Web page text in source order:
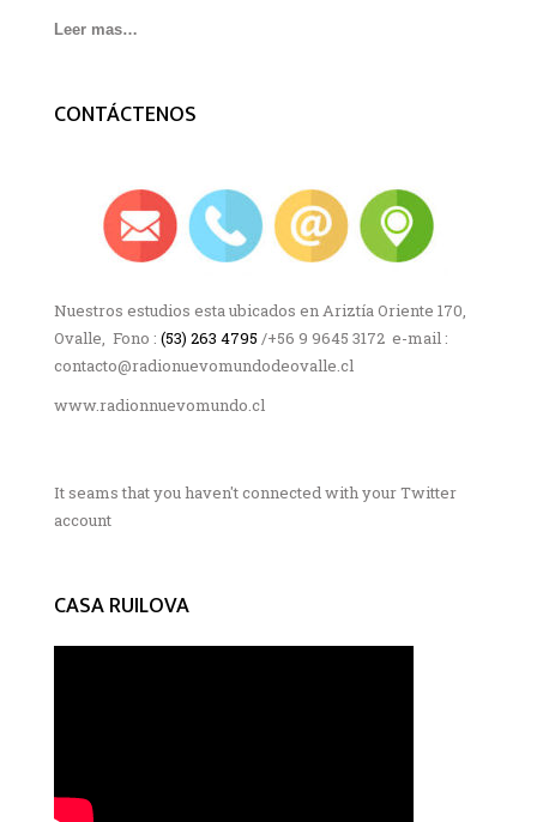
Leer mas…
CONTÁCTENOS
Nuestros estudios esta ubicados en Ariztía Oriente 170,
Ovalle, Fono : (53) 263 4795 /+56 9 9645 3172 e-mail :
contacto@radionuevomundodeovalle.cl
www.radionnuevomundo.cl
It seams that you haven't connected with your Twitter
account
CASA RUILOVA